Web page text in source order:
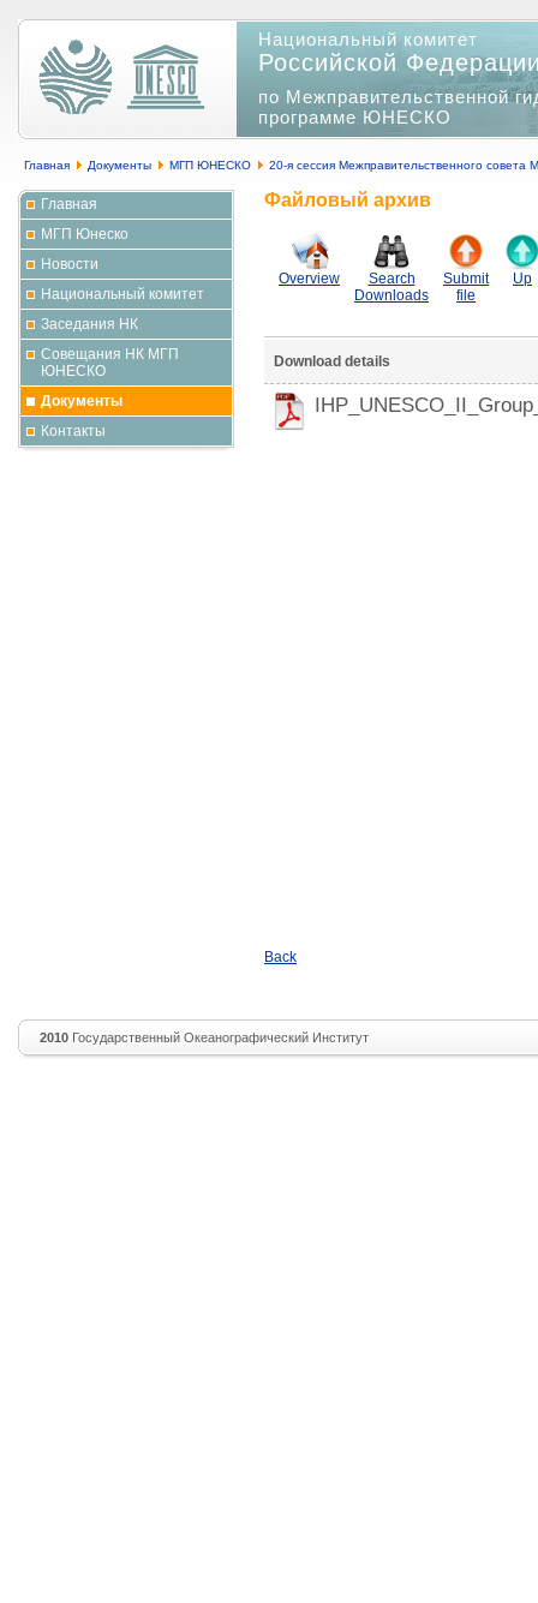
Национальный комитет
Российской
по Межправительственной
программе ЮНЕСКО
Главная Документы МГП ЮНЕСКО 20-я сессия Межправительственного
Главная
МГП Юнеско
Новости
Национальный комитет
Заседания НК
Совещания НК МГП
ЮНЕСКО
Документы
Контакты
Файловый архив
Overview
Search
Downloads
Submit
file
Up
Download details
Back
2010 Государственный Океанографический Институт